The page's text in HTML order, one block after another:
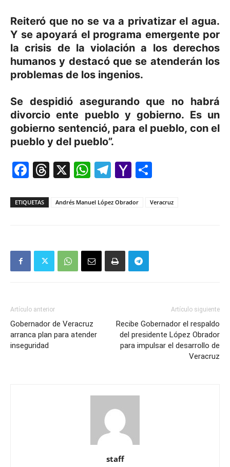
Reiteró que no se va a privatizar el agua.
Y se apoyará el programa emergente por
la crisis de la violación a los derechos
humanos y destacó que se atenderán los
problemas de los ingenios.
Se despidió asegurando que no habrá
divorcio ente pueblo y gobierno. Es un
gobierno sentenció, para el pueblo, con el
pueblo y del pueblo”.
Facebook
Threads
X WhatsApp
Telegram
Yahoo
ETIQUETAS Andrés Manuel López Obrador Veracruz
Artículo anterior
Gobernador de Veracruz
arranca plan para atender
inseguridad
Artículo siguiente
Recibe Gobernador el respaldo
del presidente López Obrador
para impulsar el desarrollo de
Veracruz
staff